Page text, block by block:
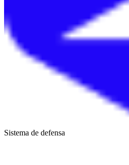
Sistema de defensa